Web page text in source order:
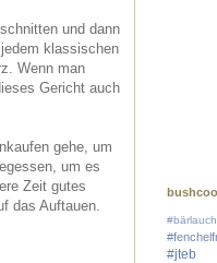
und dann
klassischen
Wenn man
Gericht auch
gehe, um
um es
Zeit gutes
das Auftauen.
#bärlauch
#jteb